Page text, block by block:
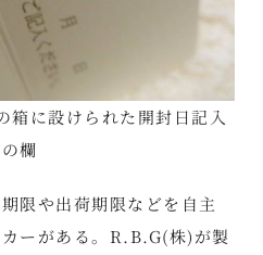
に設けられた開封日記入
の欄
限や出荷期限などを自主
ーがある。R.B.G(株)が製